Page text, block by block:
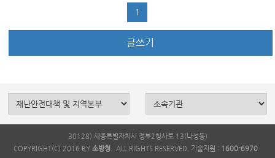
1
글쓰기
30128) 세종특별자치시 정부2청사로 13(나성동)
COPYRIGHT(C) 2016 BY 소방청. ALL RIGHTS RESERVED. 기술지원 : 1600-6970